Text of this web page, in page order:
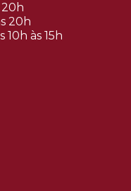
20h
20h
10h às 15h